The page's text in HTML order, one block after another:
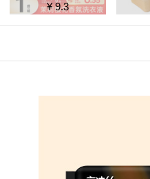
¥ 9.3